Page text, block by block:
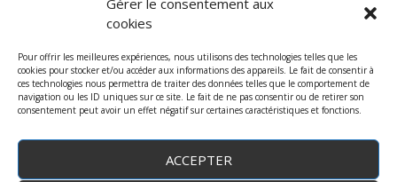
Gérer le consentement aux
cookies
Pour offrir les meilleures expériences, nous utilisons des technologies telles que les
cookies pour stocker et/ou accéder aux informations des appareils. Le fait de consentir à
ces technologies nous permettra de traiter des données telles que le comportement de
navigation ou les ID uniques sur ce site. Le fait de ne pas consentir ou de retirer son
consentement peut avoir un effet négatif sur certaines caractéristiques et fonctions.
ACCEPTER
SPIRE LE SOULEVEMENT à Paris chez Robin des
Les commentaires et les trackbacks sont
fermés.